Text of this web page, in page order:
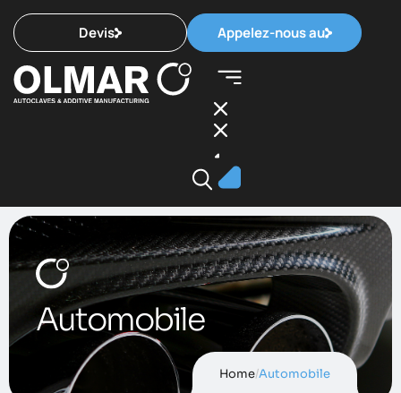
Devis Appelez-nous au
Automobile
Home/Automobile